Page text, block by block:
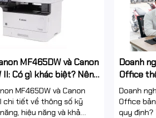
MF465DW và Canon
II: Có gì khác biệt? Nên
nào năm 2026?
MF465DW và Canon
chi tiết về thông số kỹ
hiệu năng và khả
Doanh
Office
Doanh
Office
quy